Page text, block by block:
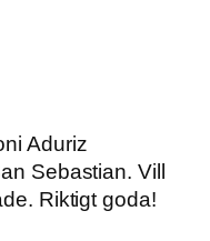
Aduriz
Sebastian. Vill
Riktigt goda!